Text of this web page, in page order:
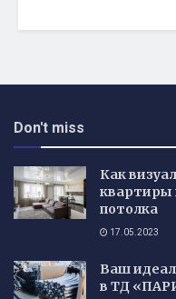
Don't miss
Как
квартиры
потолка
17.05.2023
Ваш
в ТД